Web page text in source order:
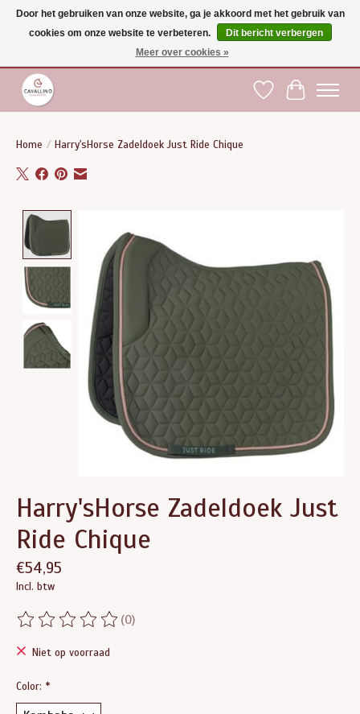
Gratis verzending vanaf €75 binnen BE - vanaf €100 naar EU | Voor 17:00 besteld is
dezelfde dag verzonden | Klantendienst: +32 (0)51 21 27 00 |
Verlanglijst
Home / Harry'sHorse Zadeldoek Just Ride Chique
Harry'sHorse Zadeldoek Just
Ride Chique
€54,95
Incl. btw
De beoordeling van dit product is
(0)
Niet op voorraad
Color: *
Door het gebruiken van onze website, ga je akkoord met het gebruik van
cookies om onze website te verbeteren.
Dit bericht verbergen
Meer over cookies »